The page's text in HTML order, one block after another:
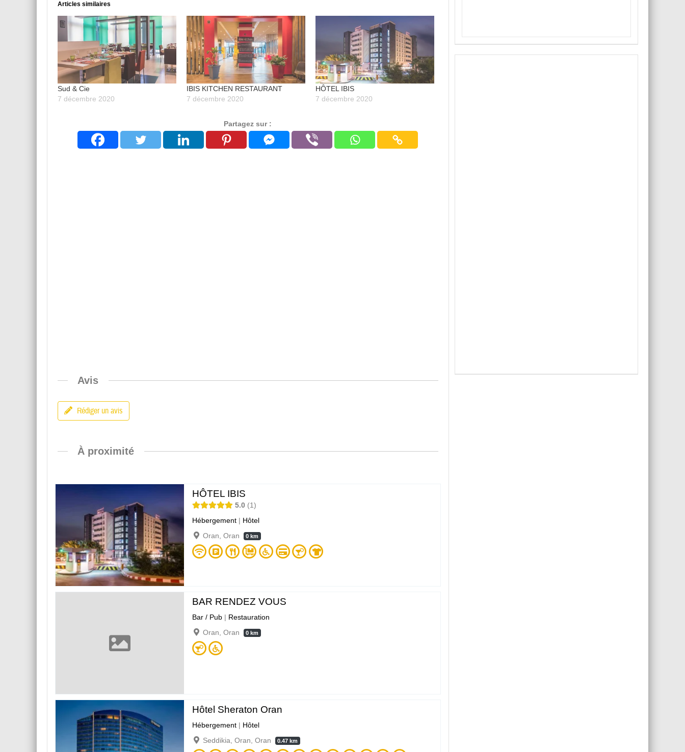
Articles similaires
Sud & Cie
7 décembre 2020
IBIS KITCHEN RESTAURANT
7 décembre 2020
HÔTEL IBIS
7 décembre 2020
Partagez sur :
Avis
Rédiger un avis
À proximité
HÔTEL IBIS
5.0 1
Hébergement| Hôtel
Oran, Oran
0 km
BAR RENDEZ VOUS
Bar / Pub| Restauration
Oran, Oran
0 km
Hôtel Sheraton Oran
Hébergement| Hôtel
Seddikia, Oran, Oran
0.47 km